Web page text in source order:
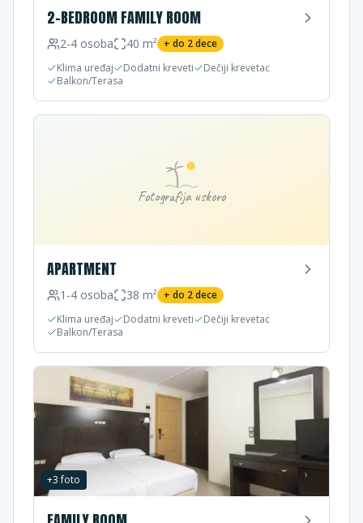
2-BEDROOM FAMILY ROOM
2-4 osoba 40 m² + do 2dece
Klima uređaj
Dodatni kreveti
Dečiji krevetac
Balkon/Terasa
Fotografija uskoro
APARTMENT
1-4 osoba 38 m² + do 2dece
Klima uređaj
Dodatni kreveti
Dečiji krevetac
Balkon/Terasa
+3foto